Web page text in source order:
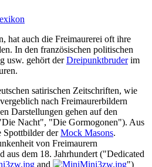
hat auch die Freimaurerei oft ihre
In den französischen politischen
usw. gehört derDreipunktbruderim
satirischen Zeitschriften, wie
nach Freimaurerbildern
Darstellungen gehen auf den
Nacht", "Die Gormogonen"). Aus
Spottbilder derMock Masons.
von Freimaurern
aus dem 18. Jahrhundert ("Dedicated
and
")